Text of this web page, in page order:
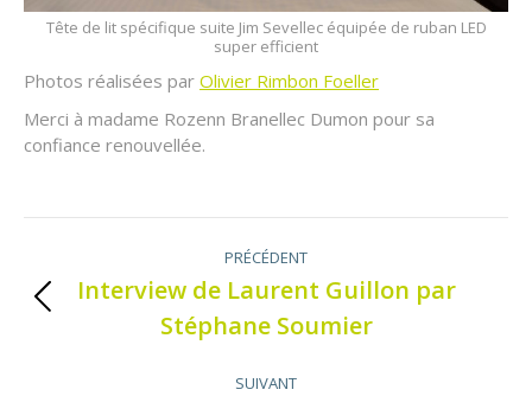
Tête de lit spécifique suite Jim Sevellec équipée de ruban LED
super efficient
Photos réalisées par Olivier Rimbon Foeller
Merci à madame Rozenn Branellec Dumon pour sa
confiance renouvellée.
NAVIGATION
DE
COMMENTAIRE
PRÉCÉDENT
précédent
Interview de Laurent Guillon par
Stéphane Soumier
SUIVANT